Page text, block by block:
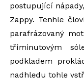
postupující
Zappy. Tenhle
parafrázovaný
tříminutovým
podkladem
nadhledu tohle